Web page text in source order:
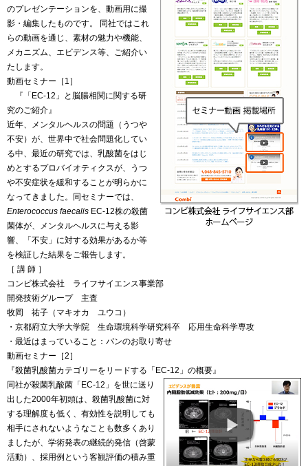
のプレゼンテーションを、動画用に撮
影・編集したものです。 同社ではこれ
らの動画を通じ、素材の魅力や機能、
メカニズム、エビデンス等、ご紹介い
たします。
動画セミナー［1］
『「EC-12」と脳腸相関に関する研
究のご紹介』
近年、メンタルヘルスの問題（うつや
不安）が、世界中で社会問題化してい
る中、最近の研究では、乳酸菌をはじ
めとするプロバイオティクスが、うつ
や不安症状を緩和することが明らかに
なってきました。同セミナーでは、
Enterococcus faecalis EC-12株の殺菌
菌体が、メンタルヘルスに与える影
響、「不安」に対する効果があるか等
を検証した結果をご報告します。
［ 講 師 ］
コンビ株式会社 ライフサイエンス事業部
開発技術グループ 主査
牧岡 祐子（マキオカ ユウコ）
・京都府立大学大学院 生命環境科学研究科卒 応用生命科学専攻
・最近はまっていること：パンのお取り寄せ
動画セミナー［2］
『殺菌乳酸菌カテゴリーをリードする「EC-12」の概要』
同社が殺菌乳酸菌「EC-12」を世に送り
出した2000年初頭は、殺菌乳酸菌に対
する理解度も低く、有効性を説明しても
相手にされないようなことも数多くあり
ましたが、学術発表の継続的発信（啓蒙
活動）、採用例という客観評価の積み重